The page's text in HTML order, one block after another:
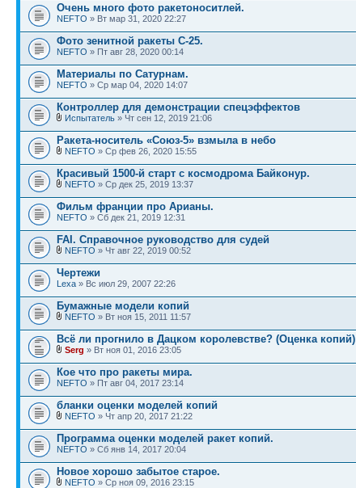
Очень много фото ракетоноситлей.
NEFTO » Вт мар 31, 2020 22:27
Фото зенитной ракеты С-25.
NEFTO » Пт авг 28, 2020 00:14
Материалы по Сатурнам.
NEFTO » Ср мар 04, 2020 14:07
Контроллер для демонстрации спецэффектов
Испытатель » Чт сен 12, 2019 21:06
Ракета-носитель «Союз-5» взмыла в небо
NEFTO » Ср фев 26, 2020 15:55
Красивый 1500-й старт с космодрома Байконур.
NEFTO » Ср дек 25, 2019 13:37
Фильм франции про Арианы.
NEFTO » Сб дек 21, 2019 12:31
FAI. Справочное руководство для судей
NEFTO » Чт авг 22, 2019 00:52
Чертежи
Lexa » Вс июл 29, 2007 22:26
Бумажные модели копий
NEFTO » Вт ноя 15, 2011 11:57
Всё ли прогнило в Дацком королевстве? (Оценка копий)
Serg » Вт ноя 01, 2016 23:05
Кое что про ракеты мира.
NEFTO » Пт авг 04, 2017 23:14
бланки оценки моделей копий
NEFTO » Чт апр 20, 2017 21:22
Программа оценки моделей ракет копий.
NEFTO » Сб янв 14, 2017 20:04
Новое хорошо забытое старое.
NEFTO » Ср ноя 09, 2016 23:15